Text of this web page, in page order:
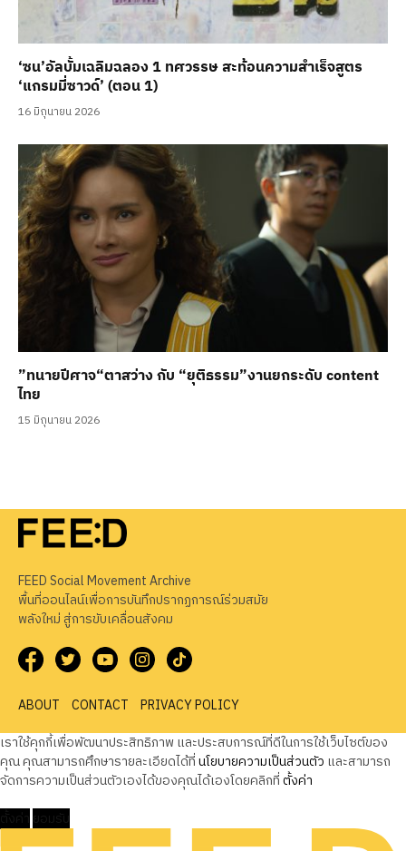
‘ซน’อัลบั้มเฉลิมฉลอง 1 ทศวรรษ สะท้อนความสำเร็จสูตร
‘แกรมมี่ซาวด์’ (ตอน 1)
16 มิถุนายน 2026
”ทนายปีศาจ“ตาสว่าง กับ “ยุติธรรม”งานยกระดับ content
ไทย
15 มิถุนายน 2026
FEED Social Movement Archive
พื้นที่ออนไลน์เพื่อการบันทึกปรากฏการณ์ร่วมสมัย
พลังใหม่ สู่การขับเคลื่อนสังคม
ABOUT CONTACT
PRIVACY POLICY
เราใช้คุกกี้เพื่อพัฒนาประสิทธิภาพ และประสบการณ์ที่ดีในการใช้เว็บไซต์ของ
คุณ คุณสามารถศึกษารายละเอียดได้ที่นโยบายความเป็นส่วนตัว และสามารถ
จัดการความเป็นส่วนตัวเองได้ของคุณได้เองโดยคลิกที่ตั้งค่า